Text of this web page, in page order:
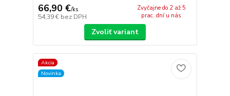
66,90 €/ks
54,39 € bez DPH
Zvyčajne do 2 až 5
prac. dní u nás
Zvoliť variant
Akcia
Novinka